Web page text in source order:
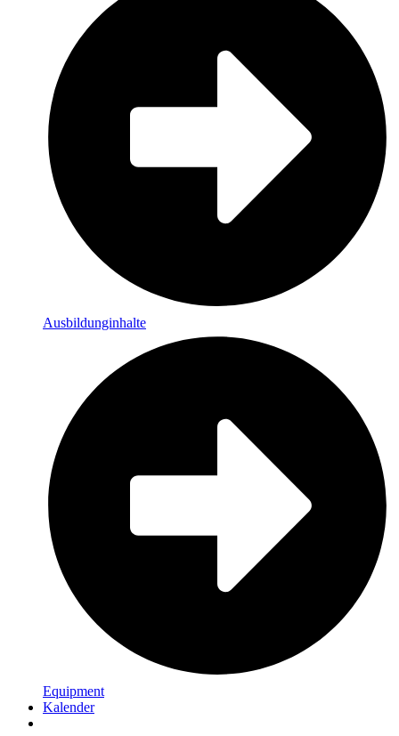
Ausbildunginhalte
Equipment
Kalender